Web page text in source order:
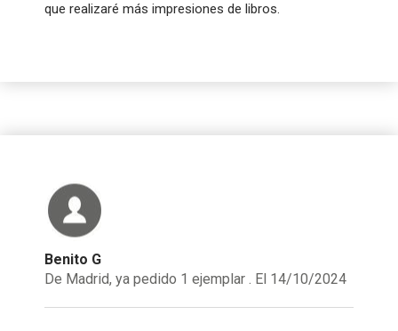
que realizaré más impresiones de libros.
Benito G
De Madrid, ya pedido 1 ejemplar . El 14/10/2024